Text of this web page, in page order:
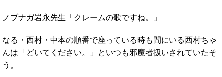
ノブナガ岩永先生「クレームの歌ですね。」
なる・西村・中本の順番で座っている時も間にいる西村ちゃ
んは「どいてください。」といつも邪魔者扱いされていたそ
う。